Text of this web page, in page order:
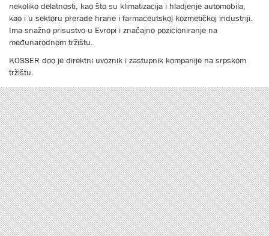
nekoliko delatnosti, kao što su klimatizacija i hladjenje automobila,
kao i u sektoru prerade hrane i farmaceutskoj kozmetičkoj industriji.
Ima snažno prisustvo u Evropi i značajno pozicioniranje na
međunarodnom tržištu.
КOSSER doo je direktni uvoznik i zastupnik kompanije na srpskom
tržištu.